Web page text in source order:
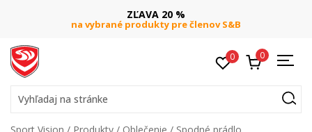
ZĽAVA 20 %
na vybrané produkty pre členov S&B
0 0
Vyhľadaj na stránke